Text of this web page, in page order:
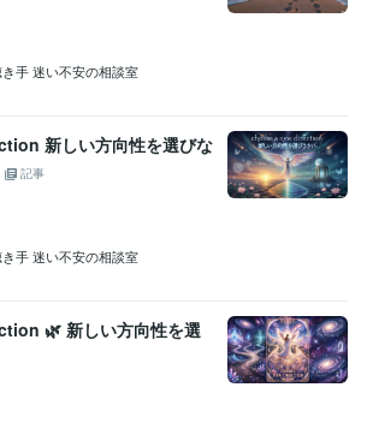
ランクに昇格できました☘️
ました❤️
級）
地建物取引主任者） 取得年 : 2011年
ス スペシャリスト（MOS）
免許 取得年 : 2018年
ティブツール
年
Google スプレッドシート:3年
Canva:0年
手 迷い不安の相談室
新しい方向性を選びな
記事
手 迷い不安の相談室
🌿 新しい方向性を選